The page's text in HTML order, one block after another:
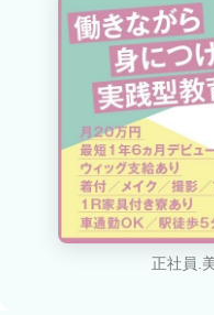
沿線・駅を選択 市
技能ランク
美容師スタイリスト
カラーリスト
ヘアメイク・美容部員
正社員.